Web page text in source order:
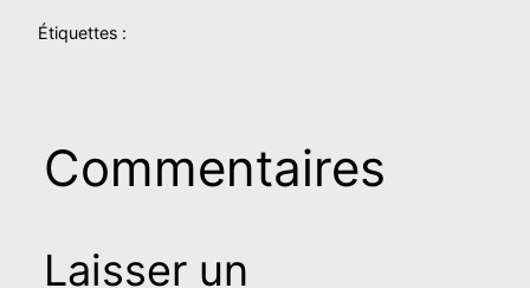
Étiquettes :
Commentaires
Laisser un